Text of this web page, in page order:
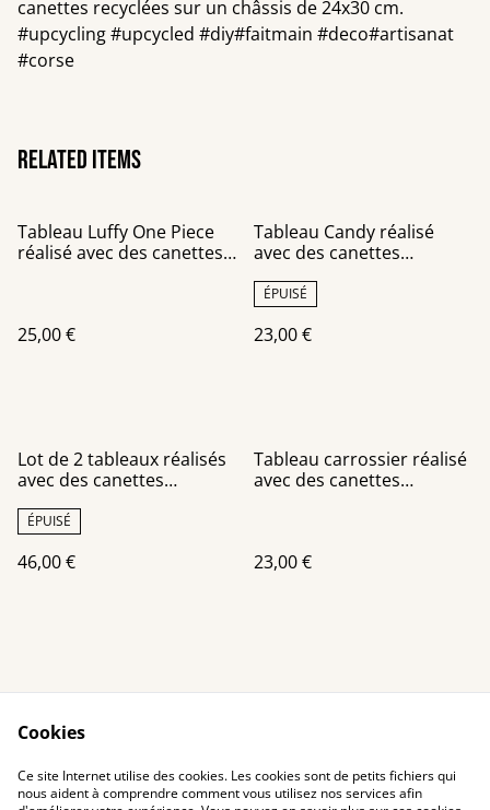
canettes recyclées sur un châssis de 24x30 cm.
#upcycling #upcycled #diy#faitmain #deco#artisanat
#corse
Related items
Tableau Luffy One Piece
réalisé avec des canettes
25,00 €
Tableau Candy réalisé
avec des canettes
ÉPUISÉ
23,00 €
Lot de 2 tableaux réalisés
avec des canettes
ÉPUISÉ
46,00 €
Tableau carrossier réalisé
avec des canettes
23,00 €
Contact Us
Legal Terms
Privacy Policy
Cookie Policy
Cookies
Ce site Internet utilise des cookies. Les cookies sont de petits fichiers qui
nous aident à comprendre comment vous utilisez nos services afin